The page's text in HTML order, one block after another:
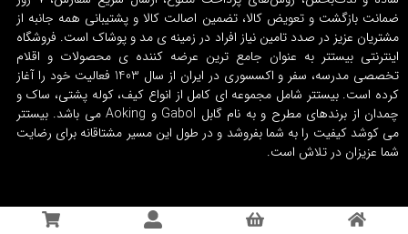
ضمانت بازگشت و تعویض کالا، تضمین اصالت کالا و پشتیبانی همه جانبه از
مشتریان عزیز در صدد تامین نیاز افراد در زمینه‌ ی مد و پوشاک است. فروشگاه
اینترنتی بیستتر به عنوان جامع ترین عرضه کننده ی محصولات و اقلام
تخصصی مدرسه، سفر و اکسسوری در ایران از سال 1403 فعالیت خود را آغاز
کرده است. بیستتر شامل مجموعه ای کامل از انواع کیف، کوله پشتی، ساک و
چمدان از برندهای مطرح و به نام گابل Gabol و Aoking می باشد. بیستتر
می کوشد کیفیت را به شما بفروشد و در طول این مسیر مشتاقانه برای رضایت
شما عزیزان در تلاش است.